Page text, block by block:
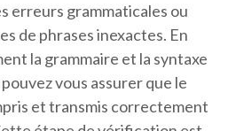
erreurs grammaticales ou
de phrases inexactes. En
la grammaire et la syntaxe
vous assurer que le
et transmis correctement